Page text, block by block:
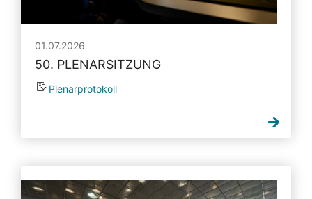
01.07.2026
50. PLENARSITZUNG
Plenarprotokoll